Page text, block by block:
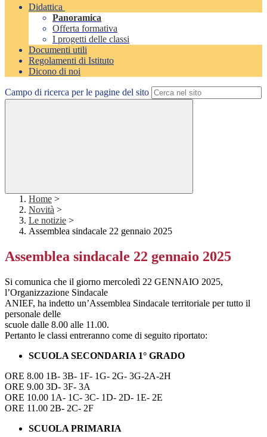
Didattica
Panoramica
Offerta formativa
I progetti delle classi
Documenti utili
Regolamenti di Istituto
Dicono di noi
Campo di ricerca per le pagine del sito
Home >
Novità >
Le notizie >
Assemblea sindacale 22 gennaio 2025
Assemblea sindacale 22 gennaio 2025
Si comunica che il giorno mercoledì 22 GENNAIO 2025,
l’Organizzazione Sindacale
ANIEF, ha indetto un’Assemblea Sindacale territoriale per tutto il
personale delle
scuole dalle 8.00 alle 11.00.
Pertanto le classi entreranno come di seguito riportato:
SCUOLA SECONDARIA 1° GRADO
ORE 8.00 1B- 3B- 1F- 1G- 2G- 3G-2A-2H
ORE 9.00 3D- 3F- 3A
ORE 10.00 1A- 1C- 3C- 1D- 2D- 1E- 2E
ORE 11.00 2B- 2C- 2F
SCUOLA PRIMARIA